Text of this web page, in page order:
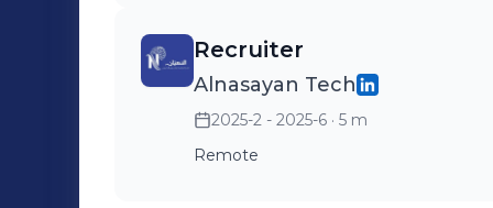
Recruiter
Alnasayan Tech
2025-2 - 2025-6 · 5 m
Remote